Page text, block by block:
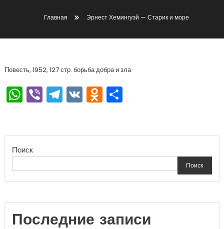
Главная Эрнест Хемингуэй — Старик и море
Повесть, 1952, 127 стр. борьба добра и зла
WhatsApp
ViberTelegram
VKOdnoklassniki
Отправить
Поиск
Поиск
Последние записи